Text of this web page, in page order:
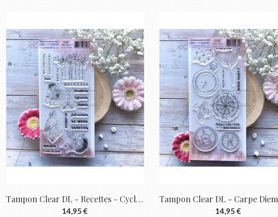
Tampon Clear DL - Recettes - Cyclique |...
14,95 € 14,95 €